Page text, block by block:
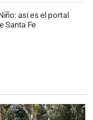
así es el portal
Santa Fe